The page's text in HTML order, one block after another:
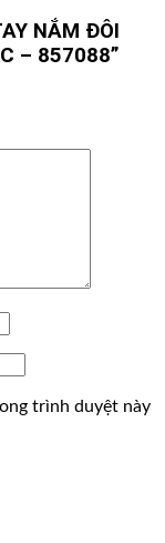
NẮM ĐÔI
– 857088”
trình duyệt này